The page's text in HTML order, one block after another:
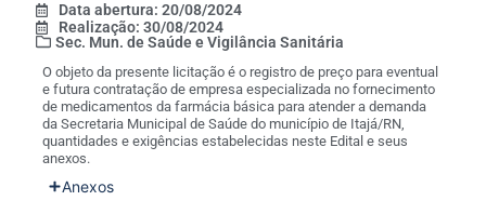
Data abertura: 20/08/2024
Realização: 30/08/2024
Sec. Mun. de Saúde e Vigilância Sanitária
O objeto da presente licitação é o registro de preço para eventual
e futura contratação de empresa especializada no fornecimento
de medicamentos da farmácia básica para atender a demanda
da Secretaria Municipal de Saúde do município de Itajá/RN,
quantidades e exigências estabelecidas neste Edital e seus
anexos.
Anexos